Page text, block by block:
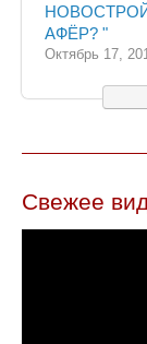
АФЁР? "
Октябрь 17,
Свежее